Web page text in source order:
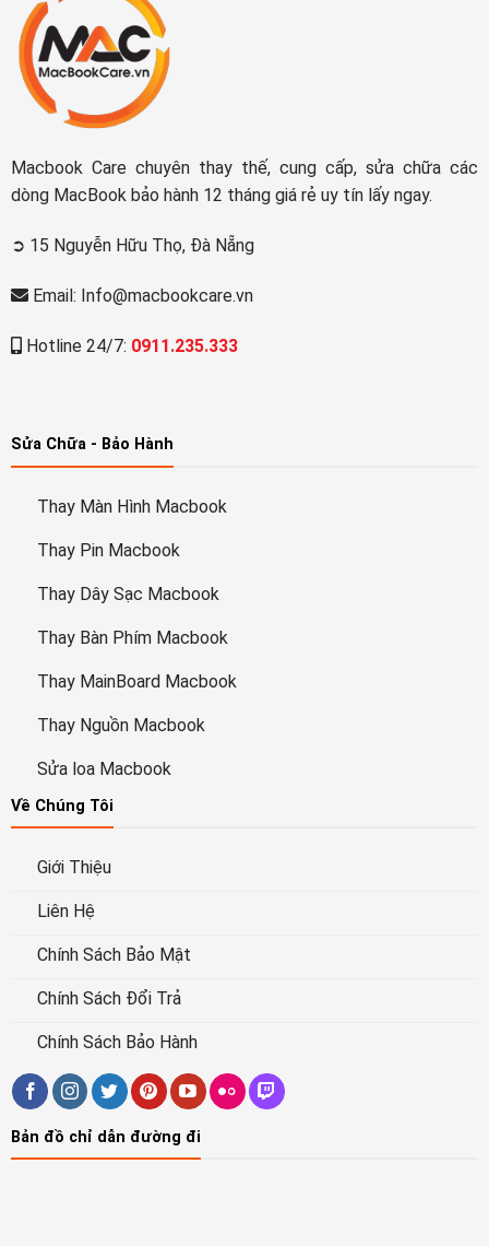
Macbook Care chuyên thay thế, cung cấp, sửa chữa các
dòng MacBook bảo hành 12 tháng giá rẻ uy tín lấy ngay.
➲ 15 Nguyễn Hữu Thọ, Đà Nẵng
Email: Info@macbookcare.vn
Hotline 24/7: 0911.235.333
Sửa Chữa - Bảo Hành
Thay Màn Hình Macbook
Thay Pin Macbook
Thay Dây Sạc Macbook
Thay Bàn Phím Macbook
Thay MainBoard Macbook
Thay Nguồn Macbook
Sửa loa Macbook
Về Chúng Tôi
Giới Thiệu
Liên Hệ
Chính Sách Bảo Mật
Chính Sách Đổi Trả
Chính Sách Bảo Hành
Bản đồ chỉ dẫn đường đi